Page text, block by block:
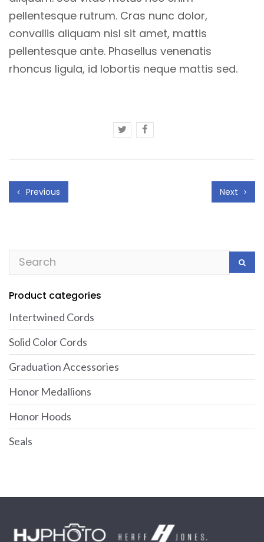
pellentesque rutrum. Cras nunc dolor,
convallis aliquam nisl sit amet, mattis
pellentesque ante. Phasellus venenatis
rhoncus ligula, id lobortis neque mattis sed.
Previous Next
Product categories
Intertwined Cords
Solid Color Cords
Graduation Accessories
Honor Medallions
Honor Hoods
Seals